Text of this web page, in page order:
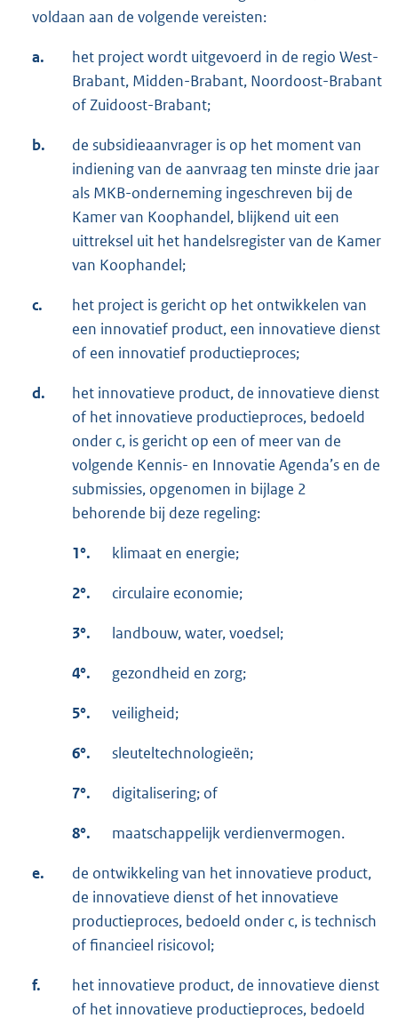
voldaan aan de volgende vereisten:
a.
het project wordt uitgevoerd in de regio West-
Brabant, Midden-Brabant, Noordoost-Brabant
of Zuidoost-Brabant;
b.
de subsidieaanvrager is op het moment van
indiening van de aanvraag ten minste drie jaar
als MKB-onderneming ingeschreven bij de
Kamer van Koophandel, blijkend uit een
uittreksel uit het handelsregister van de Kamer
van Koophandel;
c.
het project is gericht op het ontwikkelen van
een innovatief product, een innovatieve dienst
of een innovatief productieproces;
d.
het innovatieve product, de innovatieve dienst
of het innovatieve productieproces, bedoeld
onder c, is gericht op een of meer van de
volgende Kennis- en Innovatie Agenda’s en de
submissies, opgenomen in bijlage 2
behorende bij deze regeling:
1°. klimaat en energie;
2°. circulaire economie;
3°. landbouw, water, voedsel;
4°. gezondheid en zorg;
5°. veiligheid;
6°. sleuteltechnologieën;
7°. digitalisering; of
8°. maatschappelijk verdienvermogen.
e.
de ontwikkeling van het innovatieve product,
de innovatieve dienst of het innovatieve
productieproces, bedoeld onder c, is technisch
of financieel risicovol;
f.
het innovatieve product, de innovatieve dienst
of het innovatieve productieproces, bedoeld